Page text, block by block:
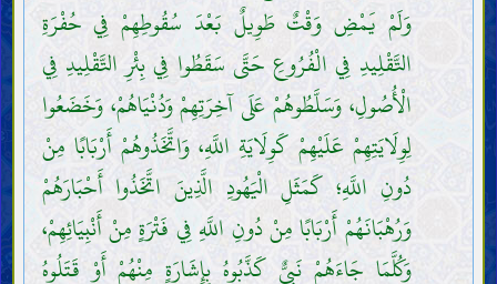
وَلَمْ يَمْضِ وَقْتٌ طَوِيلٌ بَعْدَ سُقُوطِهِمْ فِي حُفْرَةِ
التَّقْلِيدِ فِي الْفُرُوعِ حَتَّى سَقَطُوا فِي بِئْرِ التَّقْلِيدِ فِي
الْأُصُولِ، وَسَلَّطُوهُمْ عَلَى آخِرَتِهِمْ وَدُنْيَاهُمْ، وَخَضَعُوا
لِوِلَايَتِهِمْ عَلَيْهِمْ كَوِلَايَةِ اللَّهِ، وَاتَّخَذُوهُمْ أَرْبَابًا مِنْ
دُونِ اللَّهِ؛ كَمَثَلِ الْيَهُودِ الَّذِينَ اتَّخَذُوا أَحْبَارَهُمْ
وَرُهْبَانَهُمْ أَرْبَابًا مِنْ دُونِ اللَّهِ فِي فَتْرَةٍ مِنْ أَنْبِيَائِهِمْ،
وَكُلَّمَا جَاءَهُمْ نَبِيٌّ كَذَّبُوهُ بِإِشَارَةٍ مِنْهُمْ أَوْ قَتَلُوهُ